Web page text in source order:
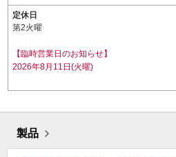
定休日
第2火曜
【臨時営業日のお知らせ】
2026年8月11日(火曜)
製品